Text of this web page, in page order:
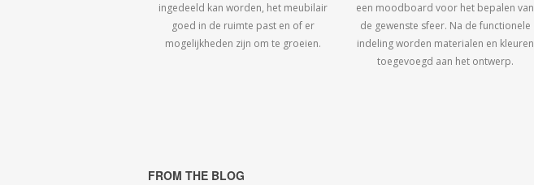
ingedeeld kan worden, het meubilair
goed in de ruimte past en of er
mogelijkheden zijn om te groeien.
een moodboard voor het bepalen van
de gewenste sfeer. Na de functionele
indeling worden materialen en kleuren
toegevoegd aan het ontwerp.
FROM THE BLOG